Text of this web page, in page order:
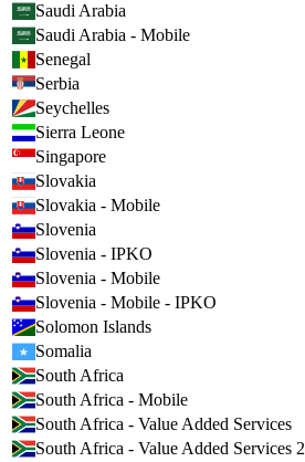
Saudi Arabia
Saudi Arabia - Mobile
Senegal
Serbia
Seychelles
Sierra Leone
Singapore
Slovakia
Slovakia - Mobile
Slovenia
Slovenia - IPKO
Slovenia - Mobile
Slovenia - Mobile - IPKO
Solomon Islands
Somalia
South Africa
South Africa - Mobile
South Africa - Value Added Services
South Africa - Value Added Services 2